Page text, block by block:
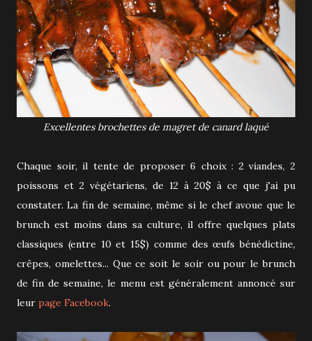
Excellentes brochettes de magret de canard laqué
Chaque soir, il tente de proposer 6 choix : 2 viandes, 2
poissons et 2 végétariens, de 12 à 20$ à ce que j'ai pu
constater. La fin de semaine, même si le chef avoue que le
brunch est moins dans sa culture, il offre quelques plats
classiques (entre 10 et 15$) comme des œufs bénédictine,
crêpes, omelettes... Que ce soit le soir ou pour le brunch
de fin de semaine, le menu est généralement annoncé sur
leur page Facebook.